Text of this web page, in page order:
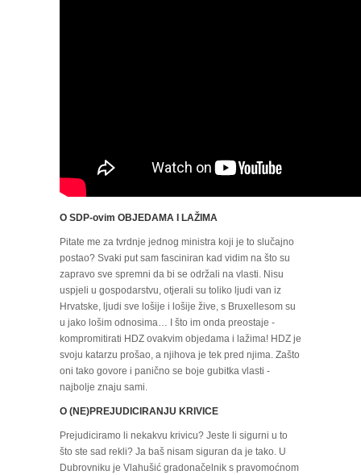
O SDP-ovim OBJEDAMA I LAŽIMA
Pitate me za tvrdnje jednog ministra koji je to slučajno
postao? Svaki put sam fasciniran kad vidim na što su
zapravo sve spremni da bi se održali na vlasti. Nisu
uspjeli u gospodarstvu, otjerali su toliko ljudi van iz
Hrvatske, ljudi sve lošije i lošije žive, s Bruxellesom su
u jako lošim odnosima… I što im onda preostaje -
kompromitirati HDZ ovakvim objedama i lažima! HDZ je
svoju katarzu prošao, a njihova je tek pred njima. Zašto
oni tako govore i panično se boje gubitka vlasti -
najbolje znaju sami.
O (NE)PREJUDICIRANJU KRIVICE
Prejudiciramo li nekakvu krivicu? Jeste li sigurni u to
što ste sad rekli? Ja baš nisam siguran da je tako. U
Dubrovniku je Vlahušić gradonačelnik s pravomoćnom